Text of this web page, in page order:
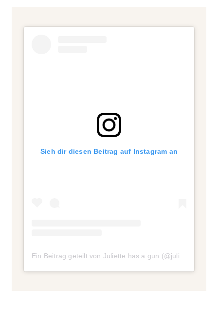
Sieh dir diesen Beitrag auf Instagram an
Ein Beitrag geteilt von Juliette has a gun (@juliettehasagun)